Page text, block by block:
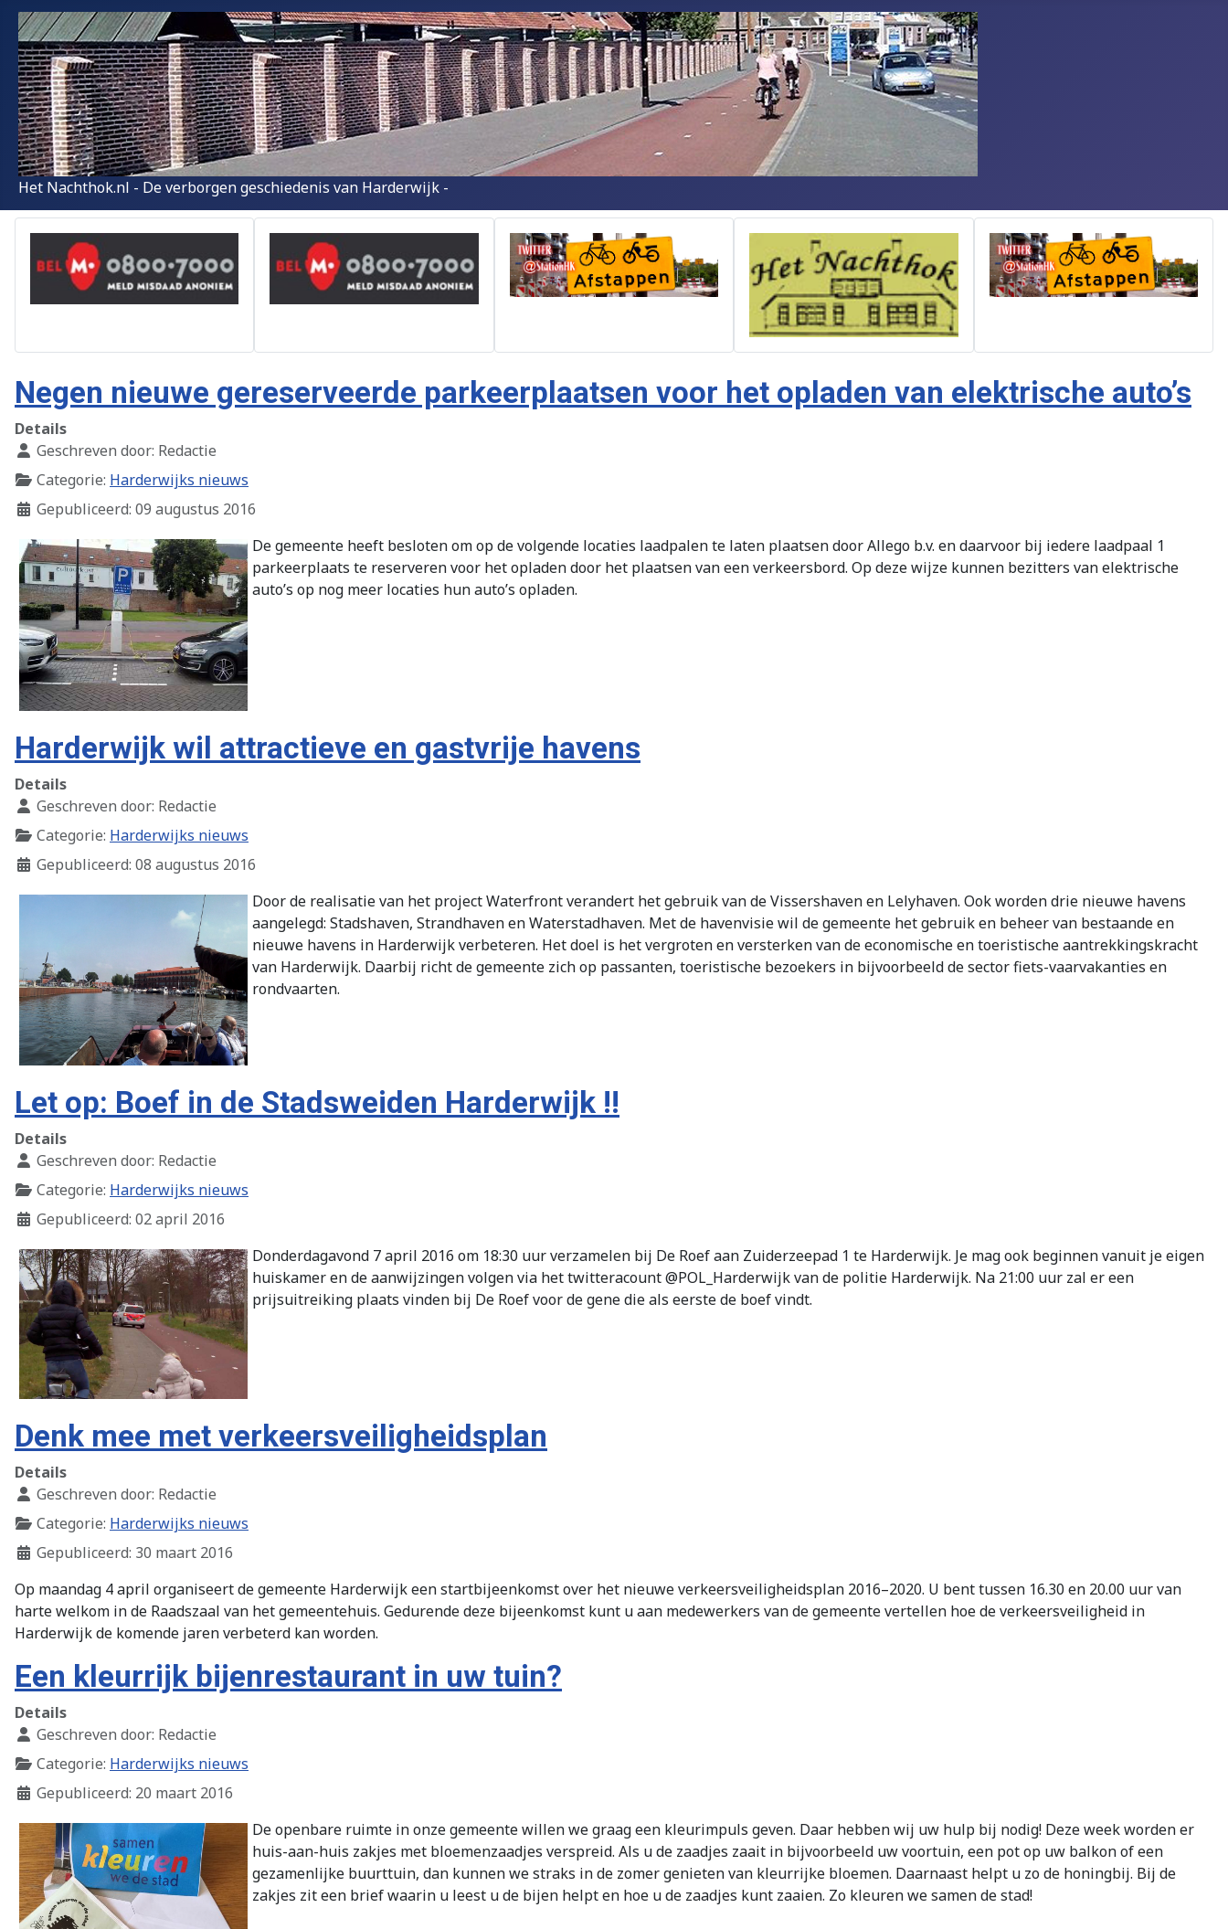
Het Nachthok.nl - De verborgen geschiedenis van Harderwijk -
Negen nieuwe gereserveerde parkeerplaatsen voor het opladen van elektrische auto’s
Details
Geschreven door: Redactie
Categorie: Harderwijks nieuws
Gepubliceerd: 09 augustus 2016
De gemeente heeft besloten om op de volgende locaties laadpalen te laten plaatsen door Allego b.v. en daarvoor bij iedere laadpaal 1
parkeerplaats te reserveren voor het opladen door het plaatsen van een verkeersbord. Op deze wijze kunnen bezitters van elektrische
auto’s op nog meer locaties hun auto’s opladen.
Harderwijk wil attractieve en gastvrije havens
Details
Geschreven door: Redactie
Categorie: Harderwijks nieuws
Gepubliceerd: 08 augustus 2016
Door de realisatie van het project Waterfront verandert het gebruik van de Vissershaven en Lelyhaven. Ook worden drie nieuwe havens
aangelegd: Stadshaven, Strandhaven en Waterstadhaven. Met de havenvisie wil de gemeente het gebruik en beheer van bestaande en
nieuwe havens in Harderwijk verbeteren. Het doel is het vergroten en versterken van de economische en toeristische aantrekkingskracht
van Harderwijk. Daarbij richt de gemeente zich op passanten, toeristische bezoekers in bijvoorbeeld de sector fiets-vaarvakanties en
rondvaarten.
Let op: Boef in de Stadsweiden Harderwijk !!
Details
Geschreven door: Redactie
Categorie: Harderwijks nieuws
Gepubliceerd: 02 april 2016
Donderdagavond 7 april 2016 om 18:30 uur verzamelen bij De Roef aan Zuiderzeepad 1 te Harderwijk. Je mag ook beginnen vanuit je eigen
huiskamer en de aanwijzingen volgen via het twitteracount @POL_Harderwijk van de politie Harderwijk. Na 21:00 uur zal er een
prijsuitreiking plaats vinden bij De Roef voor de gene die als eerste de boef vindt.
Denk mee met verkeersveiligheidsplan
Details
Geschreven door: Redactie
Categorie: Harderwijks nieuws
Gepubliceerd: 30 maart 2016
Op maandag 4 april organiseert de gemeente Harderwijk een startbijeenkomst over het nieuwe verkeersveiligheidsplan 2016–2020. U bent tussen 16.30 en 20.00 uur van
harte welkom in de Raadszaal van het gemeentehuis. Gedurende deze bijeenkomst kunt u aan medewerkers van de gemeente vertellen hoe de verkeersveiligheid in
Harderwijk de komende jaren verbeterd kan worden.
Een kleurrijk bijenrestaurant in uw tuin?
Details
Geschreven door: Redactie
Categorie: Harderwijks nieuws
Gepubliceerd: 20 maart 2016
De openbare ruimte in onze gemeente willen we graag een kleurimpuls geven. Daar hebben wij uw hulp bij nodig! Deze week worden er
huis-aan-huis zakjes met bloemenzaadjes verspreid. Als u de zaadjes zaait in bijvoorbeeld uw voortuin, een pot op uw balkon of een
gezamenlijke buurttuin, dan kunnen we straks in de zomer genieten van kleurrijke bloemen. Daarnaast helpt u zo de honingbij. Bij de
zakjes zit een brief waarin u leest u de bijen helpt en hoe u de zaadjes kunt zaaien. Zo kleuren we samen de stad!